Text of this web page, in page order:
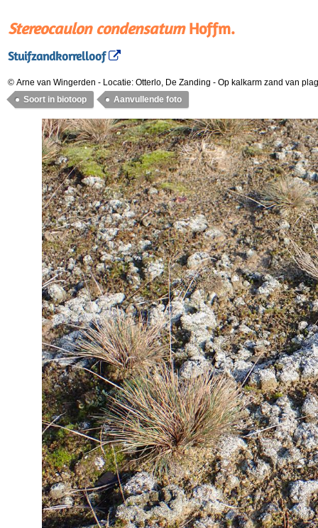
Stereocaulon condensatumHoffm.
Stuifzandkorrelloof
© Arne van Wingerden - Locatie: Otterlo, De Zanding - Op kalkarm zand van
Soort in biotoop
Aanvullende foto